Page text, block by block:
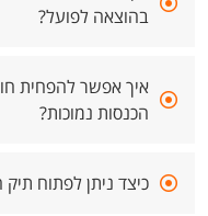
בהוצאה לפועל?
איך אפשר להפחית
הכנסות נמוכות?
כיצד ניתן לפתוח